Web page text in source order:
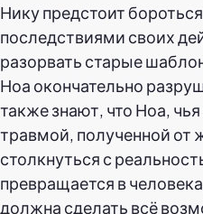
Нику предстоит
последствиями своих
разорвать старые
Ноа окончательно
также знают, что Ноа,
травмой, полученной от
столкнуться с
превращается в
должна сделать всё